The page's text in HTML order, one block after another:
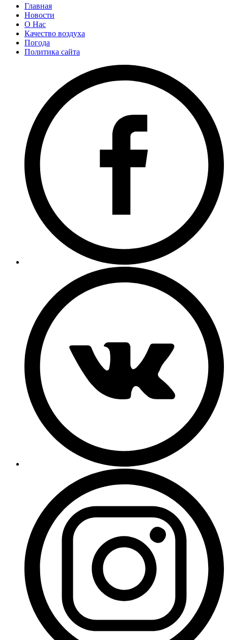
Главная
Новости
О Нас
Качество воздуха
Погода
Политика сайта